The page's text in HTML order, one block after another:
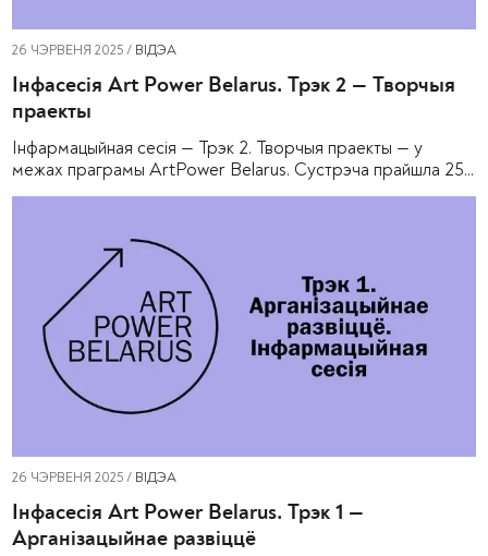
26 ЧЭРВЕНЯ 2025 / ВІДЭА
Інфасесія Art Power Belarus. Трэк 2 — Творчыя
праекты
Інфармацыйная сесія — Трэк 2. Творчыя праекты — у
межах праграмы ArtPower Belarus. Сустрэча прайшла 25...
26 ЧЭРВЕНЯ 2025 / ВІДЭА
Інфасесія Art Power Belarus. Трэк 1 —
Арганізацыйнае развіццё